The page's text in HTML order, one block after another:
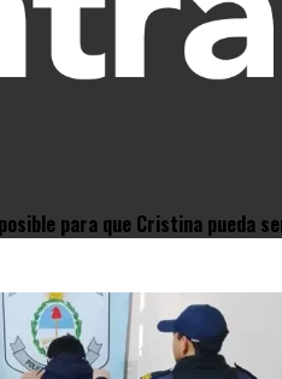
para que Cristina pueda